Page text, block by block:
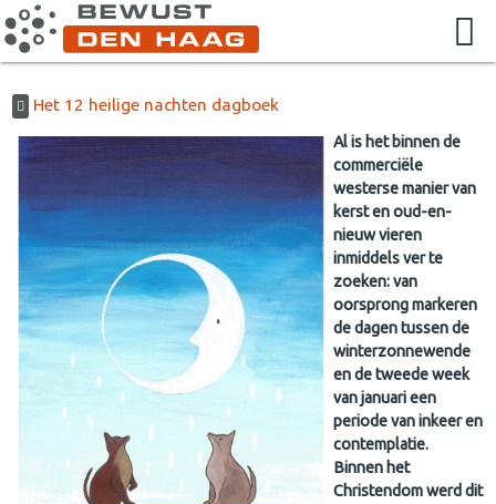
Het 12 heilige nachten dagboek
Al is het binnen de
commerciële
westerse manier van
kerst en oud-en-
nieuw vieren
inmiddels ver te
zoeken: van
oorsprong markeren
de dagen tussen de
winterzonnewende
en de tweede week
van januari een
periode van inkeer en
contemplatie.
Binnen het
Christendom werd dit